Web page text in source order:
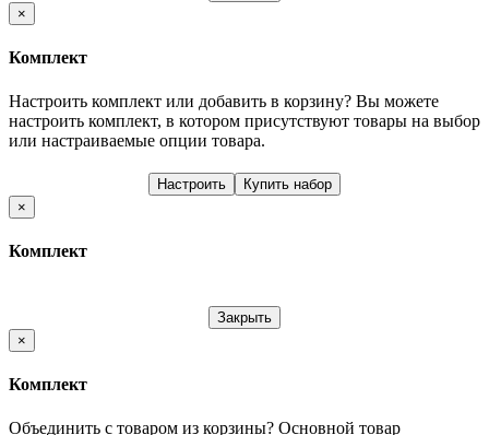
×
Комплект
Настроить комплект или добавить в корзину? Вы можете
настроить комплект, в котором присутствуют товары на выбор
или настраиваемые опции товара.
Настроить
Купить набор
×
Комплект
Закрыть
×
Комплект
Объединить с товаром из корзины? Основной товар